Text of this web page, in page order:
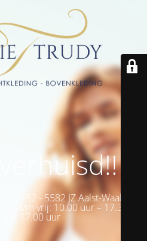
verhuisd!!
152 - 5582 JZ Aalst-Waalre -
Di t/m vrij: 10.00 uur – 17.30 uur
uur 17.00 uur